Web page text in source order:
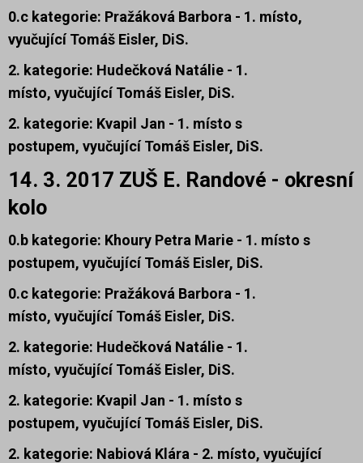
0.c kategorie: Pražáková Barbora - 1. místo,
vyučující Tomáš Eisler, DiS.
2. kategorie: Hudečková Natálie - 1.
místo, vyučující Tomáš Eisler, DiS.
2. kategorie: Kvapil Jan - 1. místo s
postupem, vyučující Tomáš Eisler, DiS.
14. 3. 2017 ZUŠ E. Randové - okresní
kolo
0.b kategorie: Khoury Petra Marie - 1. místo s
postupem, vyučující Tomáš Eisler, DiS.
0.c kategorie: Pražáková Barbora - 1.
místo, vyučující Tomáš Eisler, DiS.
2. kategorie: Hudečková Natálie - 1.
místo, vyučující Tomáš Eisler, DiS.
2. kategorie: Kvapil Jan - 1. místo s
postupem, vyučující Tomáš Eisler, DiS.
2. kategorie: Nabiová Klára - 2. místo, vyučující